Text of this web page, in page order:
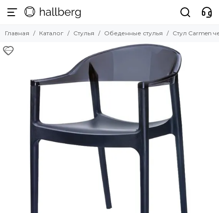
Стулья
Обеденные стулья
Полубарные стулья
Офисные стулья
Мягкие стулья
Прозрачные стулья
Уличные стулья
Главная Каталог Стулья Обеденные стулья Стул Carmen